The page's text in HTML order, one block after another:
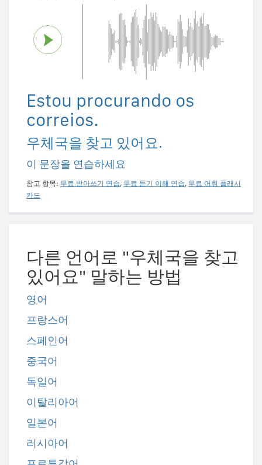
Estou procurando os
correios.
우체국을 찾고 있어요.
이 문장을 연습하세요
참고 항목: 무료 받아쓰기 연습, 무료 듣기 이해 연습, 무료 어휘 플래시
카드
다른 언어로 "우체국을 찾고
있어요" 말하는 방법
영어
프랑스어
스페인어
중국어
독일어
이탈리아어
일본어
러시아어